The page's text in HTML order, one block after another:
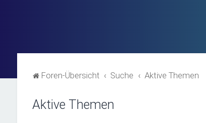
Foren-Übersicht Suche Aktive Themen
Aktive Themen